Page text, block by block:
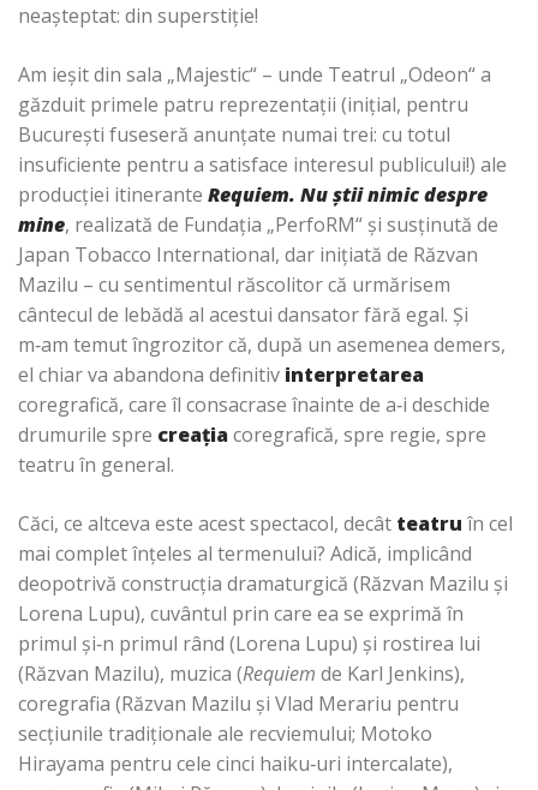
neaşteptat: din superstiţie!
Am ieşit din sala „Majestic“ – unde Teatrul „Odeon“ a
găzduit primele patru reprezentaţii (iniţial, pentru
Bucureşti fuseseră anunţate numai trei: cu totul
insuficiente pentru a satisface interesul publicului!) ale
producţiei itinerante Requiem. Nu ştii nimic despre
mine, realizată de Fundaţia „PerfoRM“ şi susţinută de
Japan Tobacco International, dar iniţiată de Răzvan
Mazilu – cu sentimentul răscolitor că urmărisem
cântecul de lebădă al acestui dansator fără egal. Şi
m‑am temut îngrozitor că, după un asemenea demers,
el chiar va abandona definitiv interpretarea
coregrafică, care îl consacrase înainte de a‑i deschide
drumurile spre creaţiacoregrafică, spre regie, spre
teatru în general.
Căci, ce altceva este acest spectacol, decât teatru în cel
mai complet înţeles al termenului? Adică, implicând
deopotrivă construcţia dramaturgică (Răzvan Mazilu şi
Lorena Lupu), cuvântul prin care ea se exprimă în
primul şi‑n primul rând (Lorena Lupu) şi rostirea lui
(Răzvan Mazilu), muzica (Requiem de Karl Jenkins),
coregrafia (Răzvan Mazilu şi Vlad Merariu pentru
secţiunile tradiţionale ale recviemului; Motoko
Hirayama pentru cele cinci haiku‑uri intercalate),